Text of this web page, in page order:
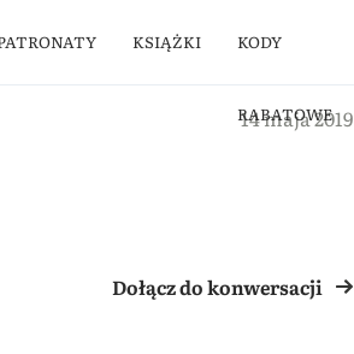
KSIĄŻKI KODY
RABATOWE
14 maja 2019
Dołącz do konwersacji